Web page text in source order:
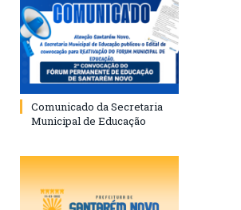
Comunicado da Secretaria
Municipal de Educação